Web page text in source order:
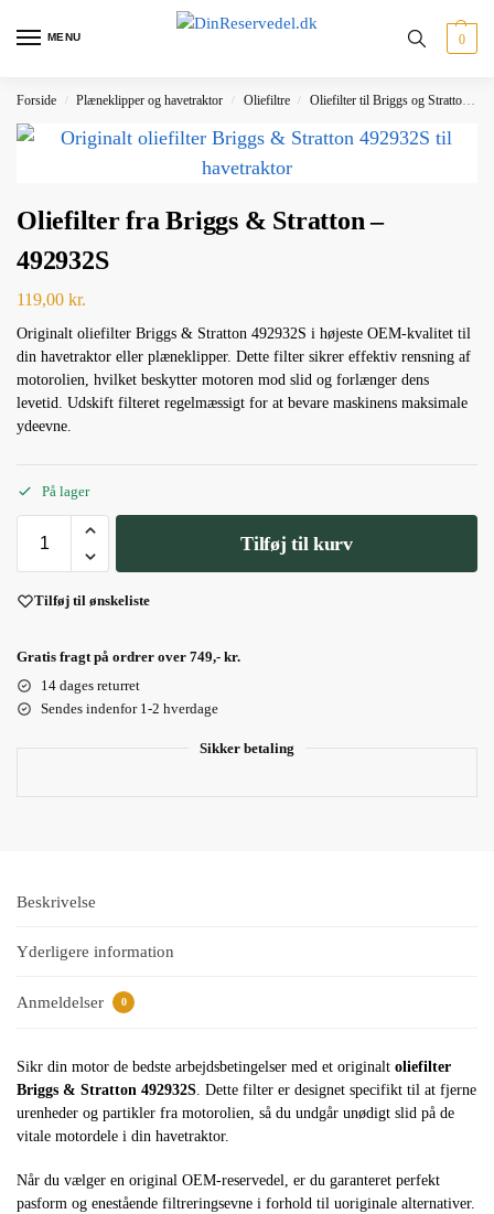
MENU 0
Forside / Plæneklipper og havetraktor / Oliefiltre / Oliefilter til Briggs og Stratton
Oliefilter fra Briggs & Stratton –
492932S
119,00 kr.
Originalt oliefilter Briggs & Stratton 492932S i højeste OEM-kvalitet til
din havetraktor eller plæneklipper. Dette filter sikrer effektiv rensning af
motorolien, hvilket beskytter motoren mod slid og forlænger dens
levetid. Udskift filteret regelmæssigt for at bevare maskinens maksimale
ydeevne.
På lager
Tilføj til kurv
Tilføj til ønskeliste
Gratis fragt på ordrer over 749,- kr.
14 dages returret
Sendes indenfor 1-2 hverdage
Sikker betaling
Beskrivelse
Yderligere information
Anmeldelser 0
Sikr din motor de bedste arbejdsbetingelser med et originalt oliefilter
Briggs & Stratton 492932S . Dette filter er designet specifikt til at fjerne
urenheder og partikler fra motorolien, så du undgår unødigt slid på de
vitale motordele i din havetraktor.
Når du vælger en original OEM-reservedel, er du garanteret perfekt
pasform og enestående filtreringsevne i forhold til uoriginale alternativer.